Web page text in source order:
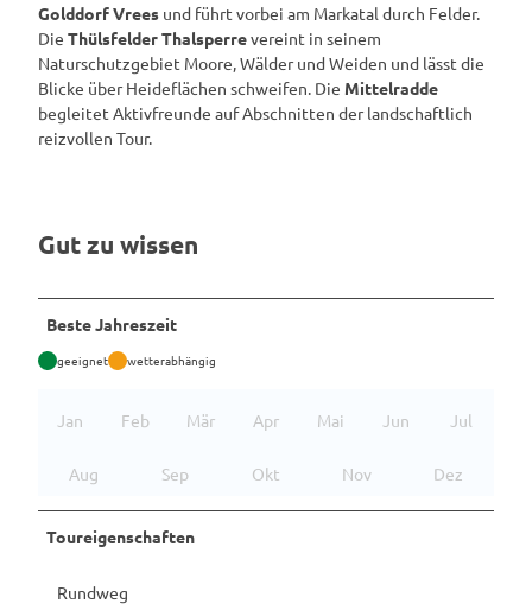
Golddorf Vrees und führt vorbei am Markatal durch Felder.
Die Thülsfelder Thalsperrevereint in seinem
Naturschutzgebiet Moore, Wälder und Weiden und lässt die
Blicke über Heideflächen schweifen. Die Mittelradde
begleitet Aktivfreunde auf Abschnitten der landschaftlich
reizvollen Tour.
Gut zu wissen
Beste Jahreszeit
geeignet wetterabhängig
Jan Feb Mär Apr Mai Jun Jul
Aug Sep Okt Nov Dez
Toureigenschaften
Rundweg